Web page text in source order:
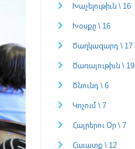
Խաչելութիւն \ 16
Խօսքը \ 16
Ծաղկազարդ \ 17
Ծառայութիւն \ 19
Ծնունդ \ 6
Կոչում \ 7
Հայրերու Օր \ 7
Հաւատք \ 12